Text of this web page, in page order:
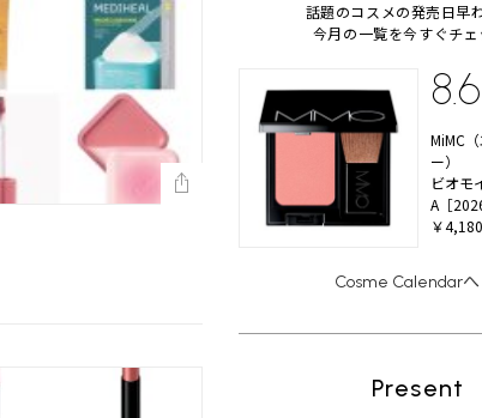
話題のコスメの発売日早
今月の一覧を今すぐチェ
8.6
MiMC
ー）
ビオモ
A［
￥4,180
Cosme Calendarへ
Present